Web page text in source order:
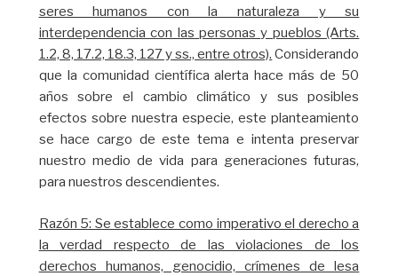
seres humanos con la naturaleza y su
interdependencia con las personas y pueblos (Arts.
1.2, 8, 17.2, 18.3, 127 y ss., entre otros). Considerando
que la comunidad científica alerta hace más de 50
años sobre el cambio climático y sus posibles
efectos sobre nuestra especie, este planteamiento
se hace cargo de este tema e intenta preservar
nuestro medio de vida para generaciones futuras,
para nuestros descendientes.
Razón 5: Se establece como imperativo el derecho a
la verdad respecto de las violaciones de los
derechos humanos, genocidio, crímenes de lesa